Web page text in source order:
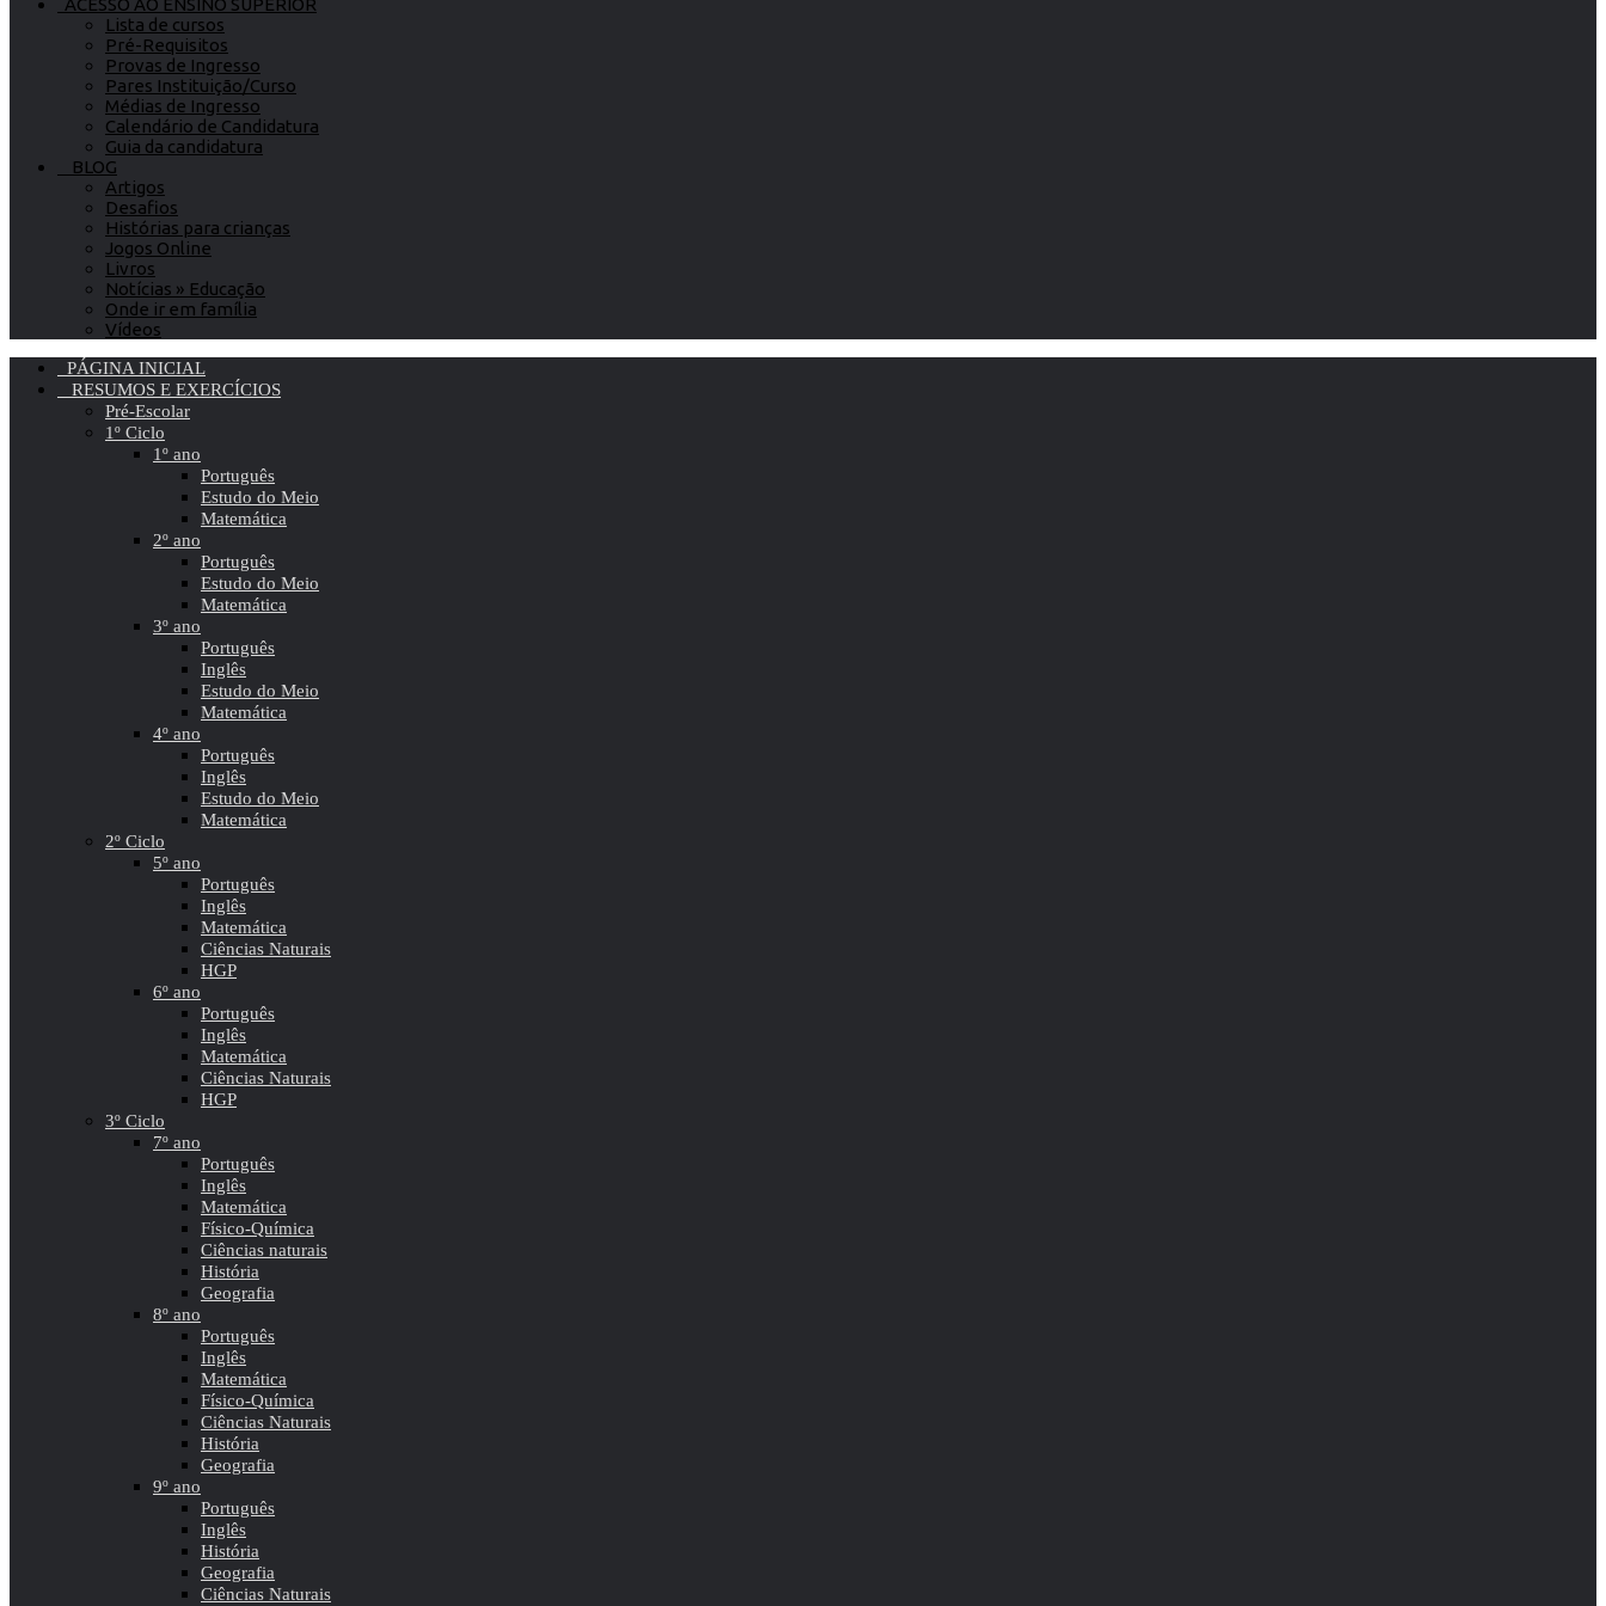
ACESSO AO ENSINO SUPERIOR
Lista de cursos
Pré-Requisitos
Provas de Ingresso
Pares Instituição/Curso
Médias de Ingresso
Calendário de Candidatura
Guia da candidatura
BLOG
Artigos
Desafios
Histórias para crianças
Jogos Online
Livros
Notícias » Educação
Onde ir em família
Vídeos
PÁGINA INICIAL
RESUMOS E EXERCÍCIOS
Pré-Escolar
1º Ciclo
1º ano
Português
Estudo do Meio
Matemática
2º ano
Português
Estudo do Meio
Matemática
3º ano
Português
Inglês
Estudo do Meio
Matemática
4º ano
Português
Inglês
Estudo do Meio
Matemática
2º Ciclo
5º ano
Português
Inglês
Matemática
Ciências Naturais
HGP
6º ano
Português
Inglês
Matemática
Ciências Naturais
HGP
3º Ciclo
7º ano
Português
Inglês
Matemática
Físico-Química
Ciências naturais
História
Geografia
8º ano
Português
Inglês
Matemática
Físico-Química
Ciências Naturais
História
Geografia
9º ano
Português
Inglês
História
Geografia
Ciências Naturais